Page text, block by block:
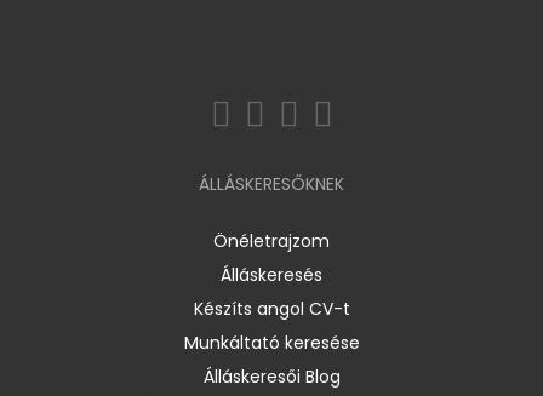
ÁLLÁSKERESŐKNEK
Önéletrajzom
Álláskeresés
Készíts angol CV-t
Munkáltató keresése
Álláskeresői Blog